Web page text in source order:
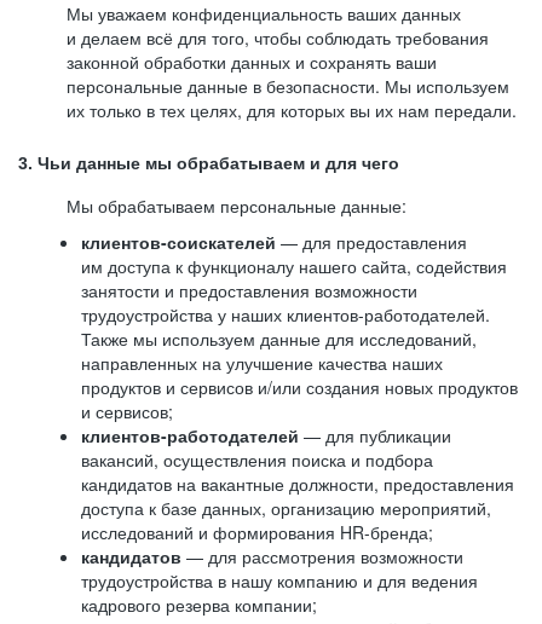
Мы уважаем конфиденциальность ваших данных
и делаем всё для того, чтобы соблюдать требования
законной обработки данных и сохранять ваши
персональные данные в безопасности. Мы используем
их только в тех целях, для которых вы их нам передали.
3. Чьи данные мы обрабатываем и для чего
Мы обрабатываем персональные данные:
клиентов-соискателей — для предоставления
им доступа к функционалу нашего сайта, содействия
занятости и предоставления возможности
трудоустройства у наших клиентов-работодателей.
Также мы используем данные для исследований,
направленных на улучшение качества наших
продуктов и сервисов и/или создания новых продуктов
и сервисов;
клиентов-работодателей — для публикации
вакансий, осуществления поиска и подбора
кандидатов на вакантные должности, предоставления
доступа к базе данных, организацию мероприятий,
исследований и формирования HR-бренда;
кандидатов — для рассмотрения возможности
трудоустройства в нашу компанию и для ведения
кадрового резерва компании;